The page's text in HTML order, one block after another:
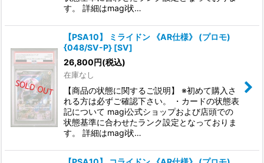
す。 詳細はmagi状…
【PSA10】 ミライドン 《AR仕様》 (プロモ)
{048/SV-P} [SV]
26,800円(税込)
在庫なし
【商品の状態に関するご説明】 ※初めて購入さ
れる方は必ずご確認下さい。 ・カードの状態表
記について magi公式ショップおよび店頭での
状態基準に合わせたランク設定となっておりま
す。 詳細はmagi状…